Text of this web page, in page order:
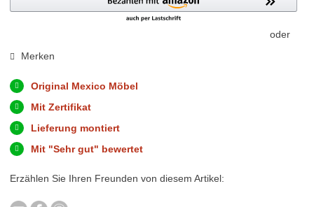
oder
Merken
Original Mexico Möbel
Mit Zertifikat
Lieferung montiert
Mit "Sehr gut" bewertet
Erzählen Sie Ihren Freunden von diesem Artikel: